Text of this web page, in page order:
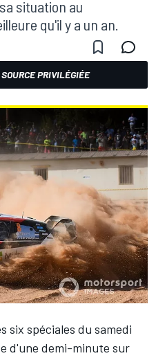
situation au
qu'il y a un an.
PRIVILÉGIÉE
six spéciales du samedi
d'une demi-minute sur